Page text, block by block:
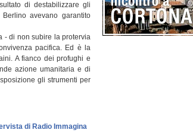
di destabilizzare gli
avevano garantito
- di non subire la protervia
pacifica. Ed è la
A fianco dei profughi e
azione umanitaria e di
gli strumenti per
di Radio Immagina